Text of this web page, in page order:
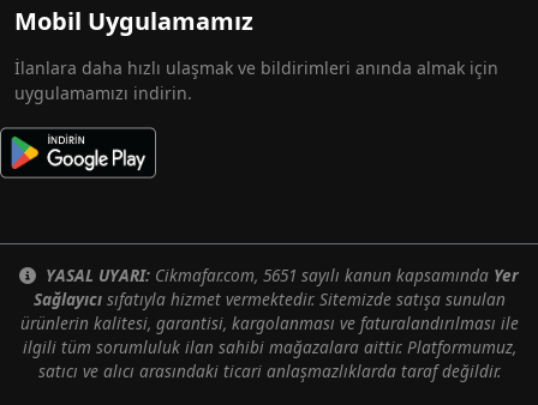
Mobil Uygulamamız
İlanlara daha hızlı ulaşmak ve bildirimleri anında almak için
uygulamamızı indirin.
YASAL UYARI: Cikmafar.com, 5651 sayılı kanun kapsamında Yer
Sağlayıcısıfatıyla hizmet vermektedir. Sitemizde satışa sunulan
ürünlerin kalitesi, garantisi, kargolanması ve faturalandırılması ile
ilgili tüm sorumluluk ilan sahibi mağazalara aittir. Platformumuz,
satıcı ve alıcı arasındaki ticari anlaşmazlıklarda taraf değildir.